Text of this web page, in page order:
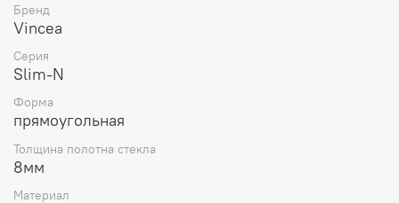
Бренд
Vincea
Серия
Slim-N
Форма
прямоугольная
Толщина полотна стекла
8мм
Материал